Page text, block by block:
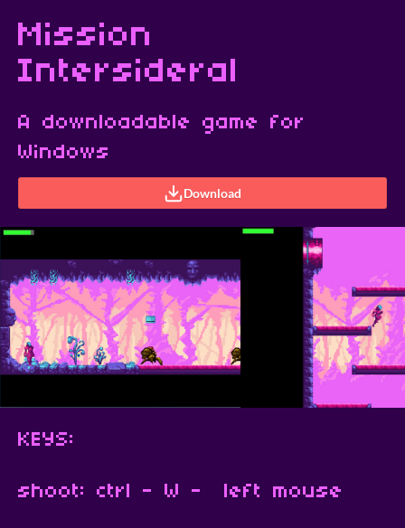
Mission
Intersideral
A downloadable game for
Windows
Download
KEYS:
shoot: ctrl - W - left mouse